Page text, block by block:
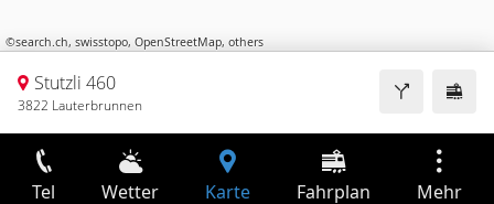
©search.ch, swisstopo, OpenStreetMap, others
Stutzli 460
3822 Lauterbrunnen
Tel Wetter Karte Fahrplan Mehr